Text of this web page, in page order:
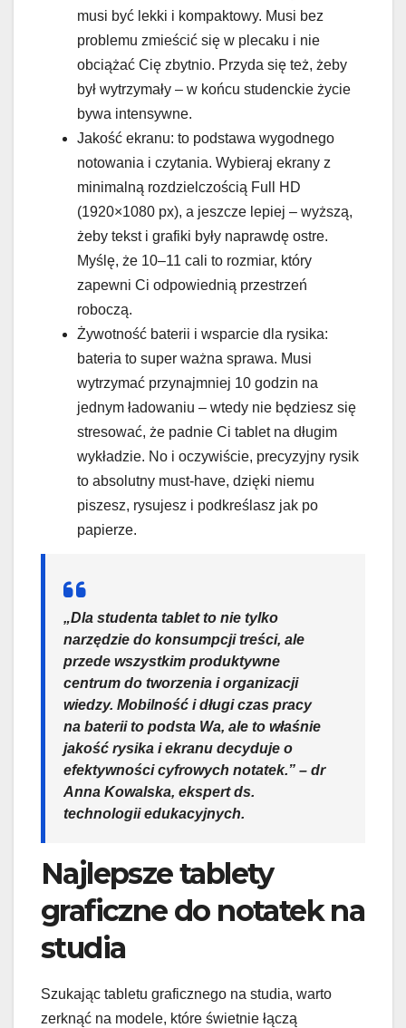
musi być lekki i kompaktowy. Musi bez
problemu zmieścić się w plecaku i nie
obciążać Cię zbytnio. Przyda się też, żeby
był wytrzymały – w końcu studenckie życie
bywa intensywne.
Jakość ekranu: to podstawa wygodnego
notowania i czytania. Wybieraj ekrany z
minimalną rozdzielczością Full HD
(1920×1080 px), a jeszcze lepiej – wyższą,
żeby tekst i grafiki były naprawdę ostre.
Myślę, że 10–11 cali to rozmiar, który
zapewni Ci odpowiednią przestrzeń
roboczą.
Żywotność baterii i wsparcie dla rysika:
bateria to super ważna sprawa. Musi
wytrzymać przynajmniej 10 godzin na
jednym ładowaniu – wtedy nie będziesz się
stresować, że padnie Ci tablet na długim
wykładzie. No i oczywiście, precyzyjny rysik
to absolutny must-have, dzięki niemu
piszesz, rysujesz i podkreślasz jak po
papierze.
„Dla studenta tablet to nie tylko
narzędzie do konsumpcji treści, ale
przede wszystkim produktywne
centrum do tworzenia i organizacji
wiedzy. Mobilność i długi czas pracy
na baterii to podsta Wa, ale to właśnie
jakość rysika i ekranu decyduje o
efektywności cyfrowych notatek.” – dr
Anna Kowalska, ekspert ds.
technologii edukacyjnych.
Najlepsze tablety
graficzne do notatek na
studia
Szukając tabletu graficznego na studia, warto
zerknąć na modele, które świetnie łączą